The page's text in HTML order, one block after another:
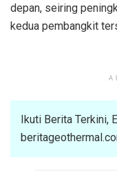
depan, seiring
kedua pembangkit
Ikuti Berita Terkini,